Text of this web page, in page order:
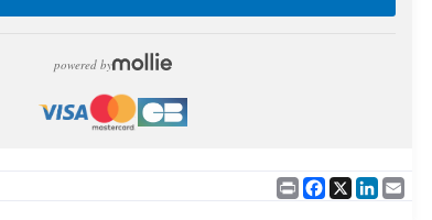
powered by
PrintFacebook
X LinkedIn
Email